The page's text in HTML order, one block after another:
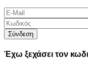
Σύνδεση
Έχω ξεχάσει τον